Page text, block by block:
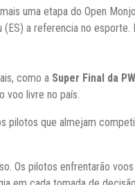
uma etapa do Open
a referencia no
como a Super Final da
voo livre no país.
pilotos que almejam
Os pilotos enfrentarão